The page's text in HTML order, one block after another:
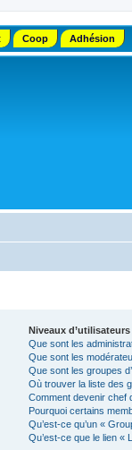
Coop Adhésion
Niveaux
Que sont les
Que sont les
Que sont les groupes
Où trouver la liste des
Comment devenir chef
Pourquoi certains
Qu’est-ce qu’un «
Qu’est-ce que le lien «